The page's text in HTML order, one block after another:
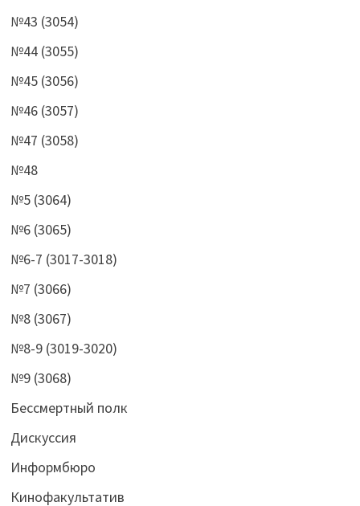
№43 (3054)
№44 (3055)
№45 (3056)
№46 (3057)
№47 (3058)
№48
№5 (3064)
№6 (3065)
№6-7 (3017-3018)
№7 (3066)
№8 (3067)
№8-9 (3019-3020)
№9 (3068)
Бессмертный полк
Дискуссия
Информбюро
Кинофакультатив